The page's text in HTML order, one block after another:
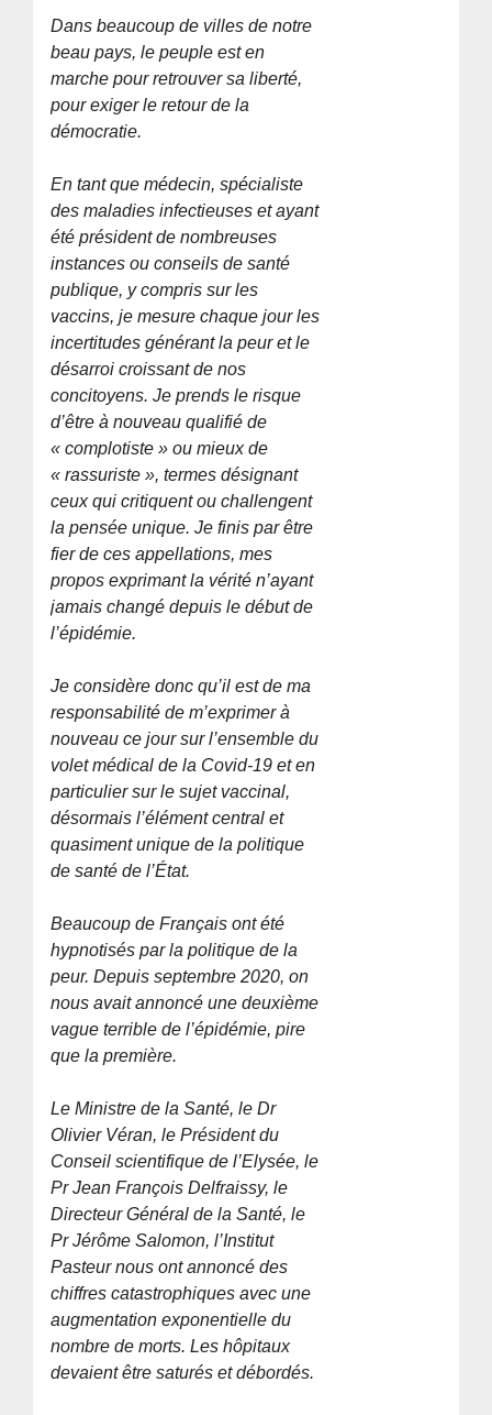
Dans beaucoup de villes de notre
beau pays, le peuple est en
marche pour retrouver sa liberté,
pour exiger le retour de la
démocratie.
En tant que médecin, spécialiste
des maladies infectieuses et ayant
été président de nombreuses
instances ou conseils de santé
publique, y compris sur les
vaccins, je mesure chaque jour les
incertitudes générant la peur et le
désarroi croissant de nos
concitoyens. Je prends le risque
d’être à nouveau qualifié de
« complotiste » ou mieux de
« rassuriste », termes désignant
ceux qui critiquent ou challengent
la pensée unique. Je finis par être
fier de ces appellations, mes
propos exprimant la vérité n’ayant
jamais changé depuis le début de
l’épidémie.
Je considère donc qu’il est de ma
responsabilité de m’exprimer à
nouveau ce jour sur l’ensemble du
volet médical de la Covid-19 et en
particulier sur le sujet vaccinal,
désormais l’élément central et
quasiment unique de la politique
de santé de l’État.
Beaucoup de Français ont été
hypnotisés par la politique de la
peur. Depuis septembre 2020, on
nous avait annoncé une deuxième
vague terrible de l’épidémie, pire
que la première.
Le Ministre de la Santé, le Dr
Olivier Véran, le Président du
Conseil scientifique de l’Elysée, le
Pr Jean François Delfraissy, le
Directeur Général de la Santé, le
Pr Jérôme Salomon, l’Institut
Pasteur nous ont annoncé des
chiffres catastrophiques avec une
augmentation exponentielle du
nombre de morts. Les hôpitaux
devaient être saturés et débordés.